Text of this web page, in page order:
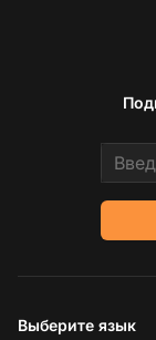
Email
Выберите язык